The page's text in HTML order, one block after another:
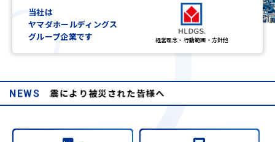
当社は
ヤマダホールディングス
グループ企業です
経営理念・行動範囲・方針他
NEWS
熊本地震により被災された皆様へ